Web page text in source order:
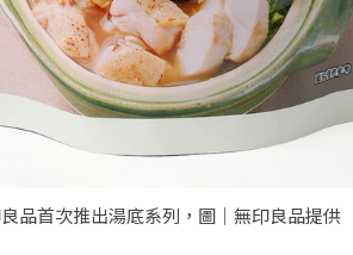
品首次推出湯底系列，圖｜無印良品提供